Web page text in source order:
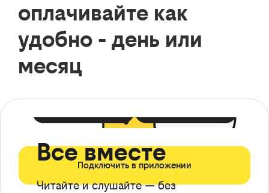
оплачивайте как
удобно - день или
месяц
Все вместе
Читайте и слушайте — без
Подключить в приложении